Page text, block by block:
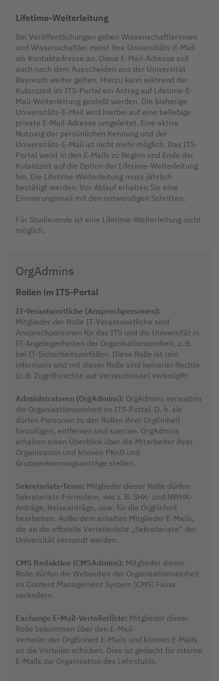
Lifetime-Weiterleitung
Bei Veröffentlichungen geben Wissenschaftlerinnen
und Wissenschaftler meist ihre Universitäts-E-Mail
als Kontaktadresse an. Diese E-Mail-Adresse soll
auch nach dem Ausscheiden aus der Universität
Bayreuth weiter gelten. Hierzu kann während der
Kulanzzeit im ITS-Portal ein Antrag auf Lifetime-E-
Mail-Weiterleitung gestellt werden. Die bisherige
Universitäts-E-Mail wird hierbei auf eine beliebige
private E-Mail-Adresse umgeleitet. Eine aktive
Nutzung der persönlichen Kennung und der
Universitäts-E-Mail ist nicht mehr möglich. Das ITS-
Portal weist in den E-Mails zu Beginn und Ende der
Kulanzzeit auf die Option der Lifetime-Weiterleitung
hin. Die Lifetime-Weiterleitung muss jährlich
bestätigt werden. Vor Ablauf erhalten Sie eine
Erinnerungsmail mit den notwendigen Schritten.
Für Studierende ist eine Lifetime-Weiterleitung nicht
möglich.
OrgAdmins
Rollen im ITS-Portal
IT-Verantwortliche (Ansprechpersonen):
Mitglieder der Rolle IT-Verantwortliche sind
Ansprechpersonen für das ITS und die Universität in
IT-Angelegenheiten der Organisationseinheit, z. B.
bei IT-Sicherheitsvorfällen. Diese Rolle ist rein
informativ und mit dieser Rolle sind keinerlei Rechte
(z. B. Zugriffsrechte auf Verzeichnisse) verknüpft!
Administratoren (OrgAdmins): OrgAdmins verwalten
die Organisationseinheit im ITS-Portal. D. h. sie
dürfen Personen zu den Rollen ihrer OrgEinheit
hinzufügen, entfernen und sperren. OrgAdmins
erhalten einen Überblick über die Mitarbeiter ihrer
Organisation und können PKnB und
Gruppenkennungsanträge stellen.
Sekretariats-Team: Mitglieder dieser Rolle dürfen
Sekretariats-Formulare, wie z. B. SHK- und NWHK-
Anträge, Reiseanträge, usw. für die OrgEinheit
bearbeiten. Außerdem erhalten Mitglieder E-Mails,
die an die offizielle Verteilerliste „Sekretariate” der
Universität versandt werden.
CMS Redaktion (CMSAdmins): Mitglieder dieser
Rolle dürfen die Webseiten der Organisationseinheit
im Content Management System (CMS) Fiona
verändern.
Exchange E-Mail-Verteilerliste: Mitglieder dieser
Rolle bekommen über den E-Mail-
Verteiler der OrgEinheit E-Mails und können E-Mails
an die Verteiler schicken. Dies ist gedacht für interne
E-Mails zur Organisation des Lehrstuhls.